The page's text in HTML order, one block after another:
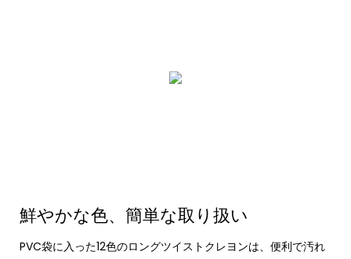
鮮やかな色、簡単な取り扱い
PVC袋に入った12色のロングツイストクレヨンは、便利で汚れ